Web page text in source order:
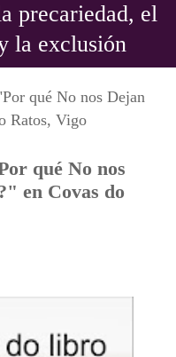
precariedad, el
la exclusión
aquí
qué No nos Dejan
Ratos, Vigo
qué No nos
en Covas do